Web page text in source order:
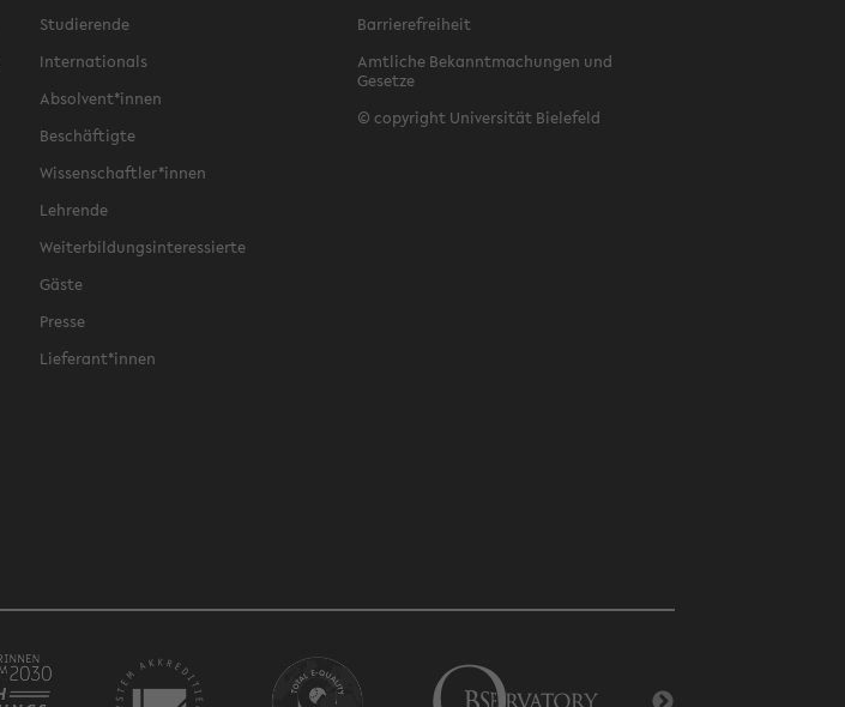
Studierende
Internationals
Absolvent*innen
Beschäftigte
Wissenschaftler*innen
Lehrende
Weiterbildungsinteressierte
Gäste
Presse
Lieferant*innen
Barrierefreiheit
Amtliche Bekanntmachungen und
Gesetze
© copyright Universität Bielefeld